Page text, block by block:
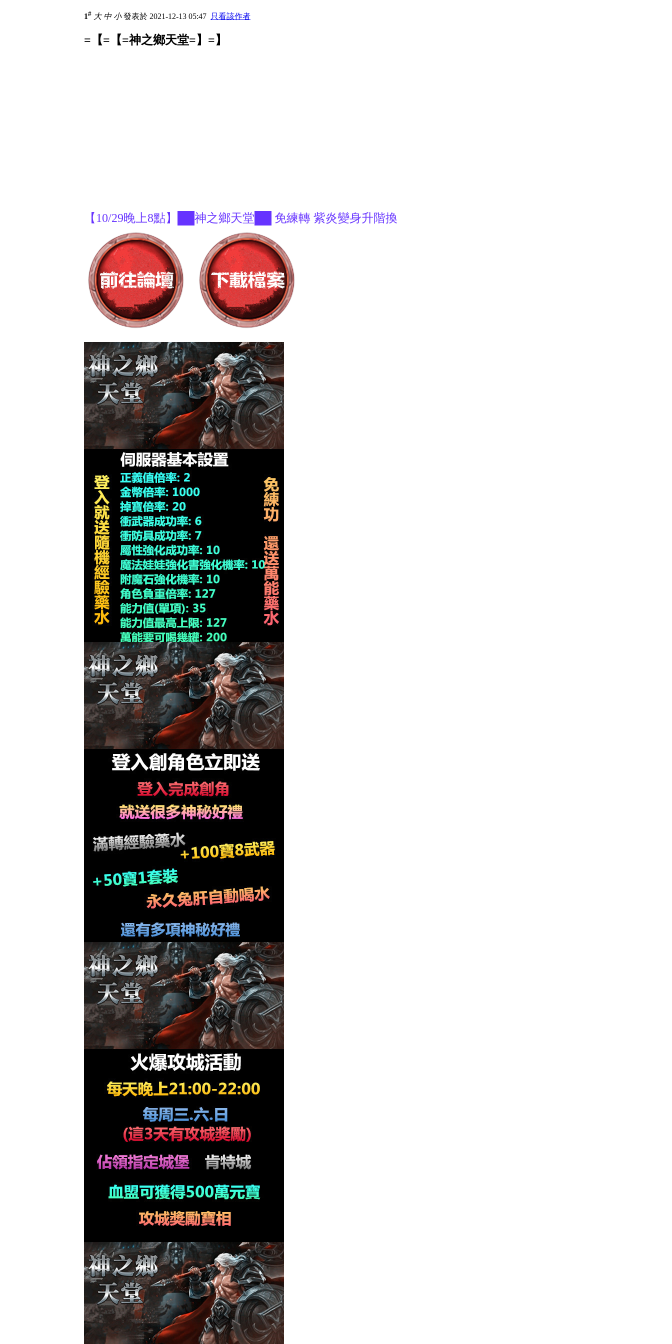
1# 大 中 小發表於 2021-12-13 05:47 只看該作者
=【=【=神之鄉天堂=】=】
【10/29晚上8點】██神之鄉天堂██ 免練轉 紫炎變身升階換